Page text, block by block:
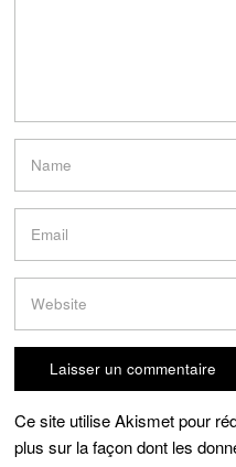
Ce site utilise Akismet pour
plus sur la façon dont les